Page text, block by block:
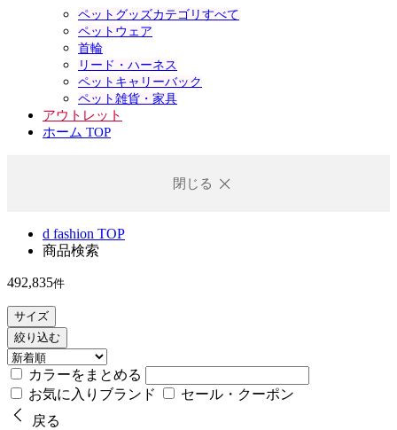
ペットグッズカテゴリすべて
ペットウェア
首輪
リード・ハーネス
ペットキャリーバック
ペット雑貨・家具
アウトレット
ホーム TOP
閉じる
d fashion TOP
商品検索
492,835件
サイズ
絞り込む
カラーをまとめる
お気に入りブランド
セール・クーポン
戻る